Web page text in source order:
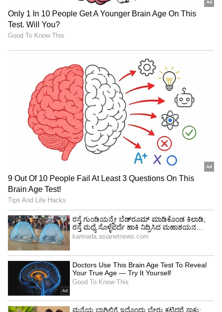
ಚುನಾವಣೆ ಬಂದಾಗಲೆಲ್ಲಾ ಸಿದ್ದು ಅಬ್ಬೇಪಾರಿ: ಪ್ರಹ್ಲಾದ್‌
ಜೋಶಿ ಲೇವಡಿ
ರಾತ್ರಿ 10 ಗಂಟೆಗೆ ಅಶೋಕ ಅವರು ನನಗೆ ಪೋನ್‌ ಮಾಡಿ
ಕರೆದರು. ನಾನು ಬೊಮ್ಮಾಯಿ ಅವರ ಸೂಚನೆಯ ಮೇರೆಗೆ
ಇಲ್ಲಿಗೆ ಬಂದಿದ್ದೇನೆ ಎಂದು ಪ್ರಹ್ಲಾದ ಜೋಶಿ ಹೇಳಿದರು.
ಮುಂಬರುವ ದಿನಗಳಲ್ಲಿ ರಾಜ್ಯದಲ್ಲಿ ಬೊಮ್ಮಾಯಿ ನೇತೃತ್ವದಲ್ಲಿ
ಮತ್ತು ಕೇಂದ್ರದಲ್ಲಿ ಮೋದಿ ನೇತೃತ್ವದಲ್ಲಿ ನಮಗೆ ಆಶೀರ್ವಾದ
ಮಾಡಿ ಎಂದು ಜನರಲ್ಲಿ ಮನವಿ ಮಾಡಿದರು. ಸಿಎಂ
ಬಸವರಾಜ ಬೊಮ್ಮಾಯಿ, ಕಂದಾಯ ಸಚಿವ ಆರ್‌. ಅಶೋಕ,
ಜಿಲ್ಲಾ ಉಸ್ತುವಾರಿ ಸಚಿವ ಶಿವರಾಮ್‌ ಹೆಬ್ಬಾರ, ಶಾಸಕರಾದ
ಶಾಸಕ ಶಿವರಾಜ ಸಜ್ಜನರ, ಜಿಲ್ಲಾಧಿಕಾರಿ ರಘುನಂದನ
ಮೂರ್ತಿ, ಜಿಪಂ ಸಿಇಓ ಮಹಮ್ಮದ್‌ ರೋಷನ್‌ ಇತರರು
ಇದ್ದರು.